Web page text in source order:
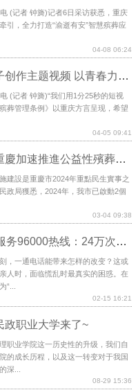
(记者 钟旖)记者6日采访获悉，重庆
引，全力打造“渝逝有安”智慧殡葬应
04-08 06:24
重庆高校学子创作主题视频 以青春力量倡树殡葬文明新风
(记者 钟旖)“我们用1分25秒的短视
葬管理条例》以重庆方言呈现，希望
04-05 09:41
重庆殡仪馆重慶加速推進公益性殯葬服務設施建設
建設是重慶市2024年重點民生實事之
政局獲悉，2024年，我市已啟動2個
03-04 09:38
24小时对外服务96000热线：24万次响应的生命终点守护
，一通电话能带来怎样的改变？这或
人时，面临慌乱时最真实的困惑。在
“...
02-15 16:21
政职业大学来了~
职业学院这一历史性的升级，我们自
的成长历程，以及这一转变对于我国
深...
08-29 15:36